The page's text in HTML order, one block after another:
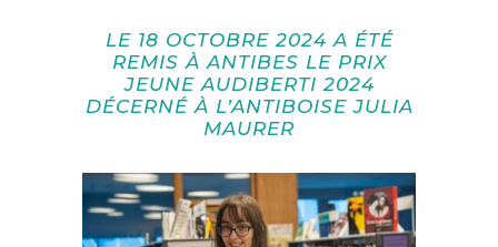
LE 18 OCTOBRE 2024 A ÉTÉ
REMIS À ANTIBES LE PRIX
JEUNE AUDIBERTI 2024
DÉCERNÉ À L’ANTIBOISE JULIA
MAURER